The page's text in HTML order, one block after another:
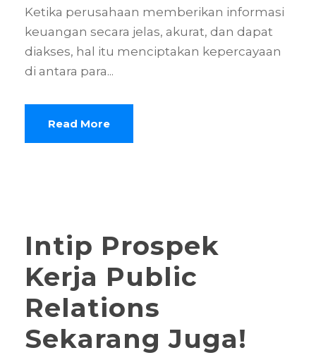
Ketika perusahaan memberikan informasi
keuangan secara jelas, akurat, dan dapat
diakses, hal itu menciptakan kepercayaan
di antara para...
Read More
Intip Prospek
Kerja Public
Relations
Sekarang Juga!